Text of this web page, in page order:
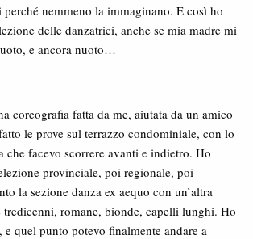
perché nemmeno la immaginano. E così ho
delle danzatrici, anche se mia madre mi
e ancora nuoto…
coreografia fatta da me, aiutata da un amico
le prove sul terrazzo condominiale, con lo
che facevo scorrere avanti e indietro. Ho
provinciale, poi regionale, poi
la sezione danza ex aequo con un’altra
tredicenni, romane, bionde, capelli lunghi. Ho
quel punto potevo finalmente andare a